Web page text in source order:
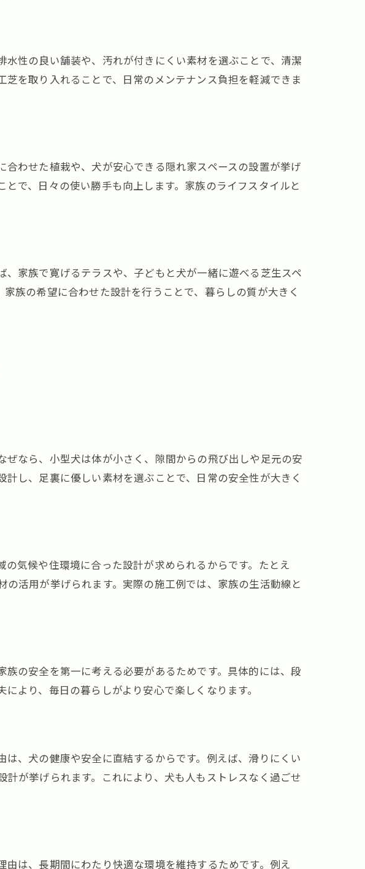
計ポイント
時に実現
イズ方法
イデア
りのコツ
素材選び
外構工事
工事で選ぶ
の高さと素材
止フェンス
細やか配慮
しの変化
家族の要望
工事
の注意点
の快適性
構工事提案
性の良い舗装や、汚れが付きにくい素材を選ぶことで、清潔
を取り入れることで、日常のメンテナンス負担を軽減できま
わせた植栽や、犬が安心できる隠れ家スペースの設置が挙げ
で、日々の使い勝手も向上します。家族のライフスタイルと
家族で寛げるテラスや、子どもと犬が一緒に遊べる芝生スペ
族の希望に合わせた設計を行うことで、暮らしの質が大きく
なら、小型犬は体が小さく、隙間からの飛び出しや足元の安
し、足裏に優しい素材を選ぶことで、日常の安全性が大きく
気候や住環境に合った設計が求められるからです。たとえ
活用が挙げられます。実際の施工例では、家族の生活動線と
の安全を第一に考える必要があるためです。具体的には、段
より、毎日の暮らしがより安心で楽しくなります。
、犬の健康や安全に直結するからです。例えば、滑りにくい
が挙げられます。これにより、犬も人もストレスなく過ごせ
は、長期間にわたり快適な環境を維持するためです。例え